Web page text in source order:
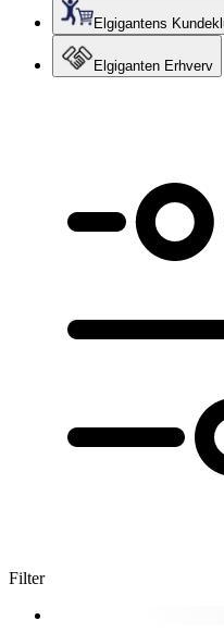
Elgigantens
Elgiganten Erhverv
Filter